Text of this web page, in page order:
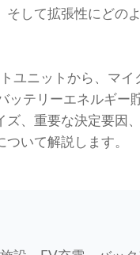
して拡張性にどの
ユニットから、マ
ッテリーエネルギー
、重要な決定要因
いて解説します。